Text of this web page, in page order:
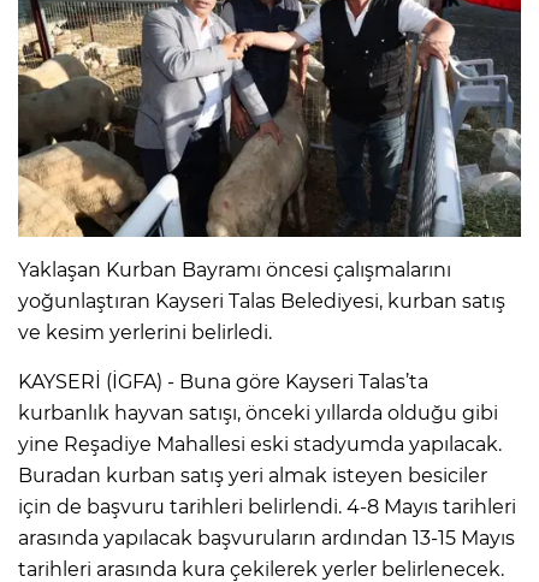
Yaklaşan Kurban Bayramı öncesi çalışmalarını
yoğunlaştıran Kayseri Talas Belediyesi, kurban satış
ve kesim yerlerini belirledi.
KAYSERİ (İGFA) - Buna göre Kayseri Talas’ta
kurbanlık hayvan satışı, önceki yıllarda olduğu gibi
yine Reşadiye Mahallesi eski stadyumda yapılacak.
Buradan kurban satış yeri almak isteyen besiciler
için de başvuru tarihleri belirlendi. 4-8 Mayıs tarihleri
arasında yapılacak başvuruların ardından 13-15 Mayıs
tarihleri arasında kura çekilerek yerler belirlenecek.